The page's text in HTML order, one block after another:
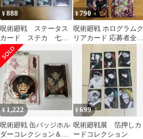
¥888
呪術廻戦 ステータス
カード ステカ 七海
建人 伏黒恵 パン
ダ 禪院真希
¥790
呪術廻戦 ホログラムク
リアカード 応募者全員
¥1,222
呪術廻戦 缶バッジホル
ダーコレクション＆ス
¥699
呪術廻戦展 箔押しカ
ードコレクション